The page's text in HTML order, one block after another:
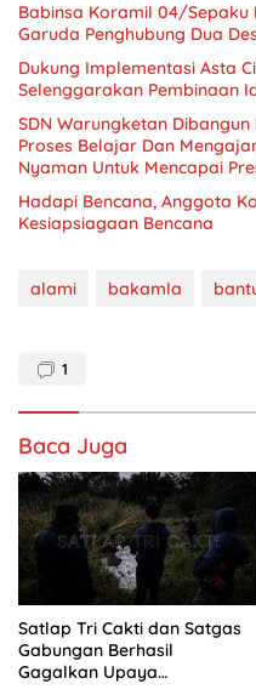
Babinsa Koramil 04/
Garuda Penghubung Dua
Dukung Implementasi Asta
Selenggarakan Pembinaan
SDN Warungketan
Proses Belajar Dan
Nyaman Untuk Mencapai
Hadapi Bencana, Anggota Kodim 0913/PPU Ikuti Latihan
Kesiapsiagaan Bencana
alami bakamla
1
Baca Juga
Satlap Tri Cakti dan Satgas
Gabungan Berhasil
Gagalkan Upaya